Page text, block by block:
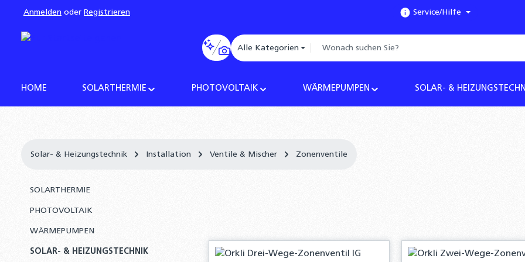
Zur Hauptnavigation springen
Anmelden oder Registrieren Service/Hilfe
Alle Kategorien
HOME SOLARTHERMIE PHOTOVOLTAIK WÄRMEPUMPEN SOLAR- &
Solar- & Heizungstechnik Installation Ventile & Mischer Zonenventile
SOLARTHERMIE
PHOTOVOLTAIK
WÄRMEPUMPEN
SOLAR- & HEIZUNGSTECHNIK